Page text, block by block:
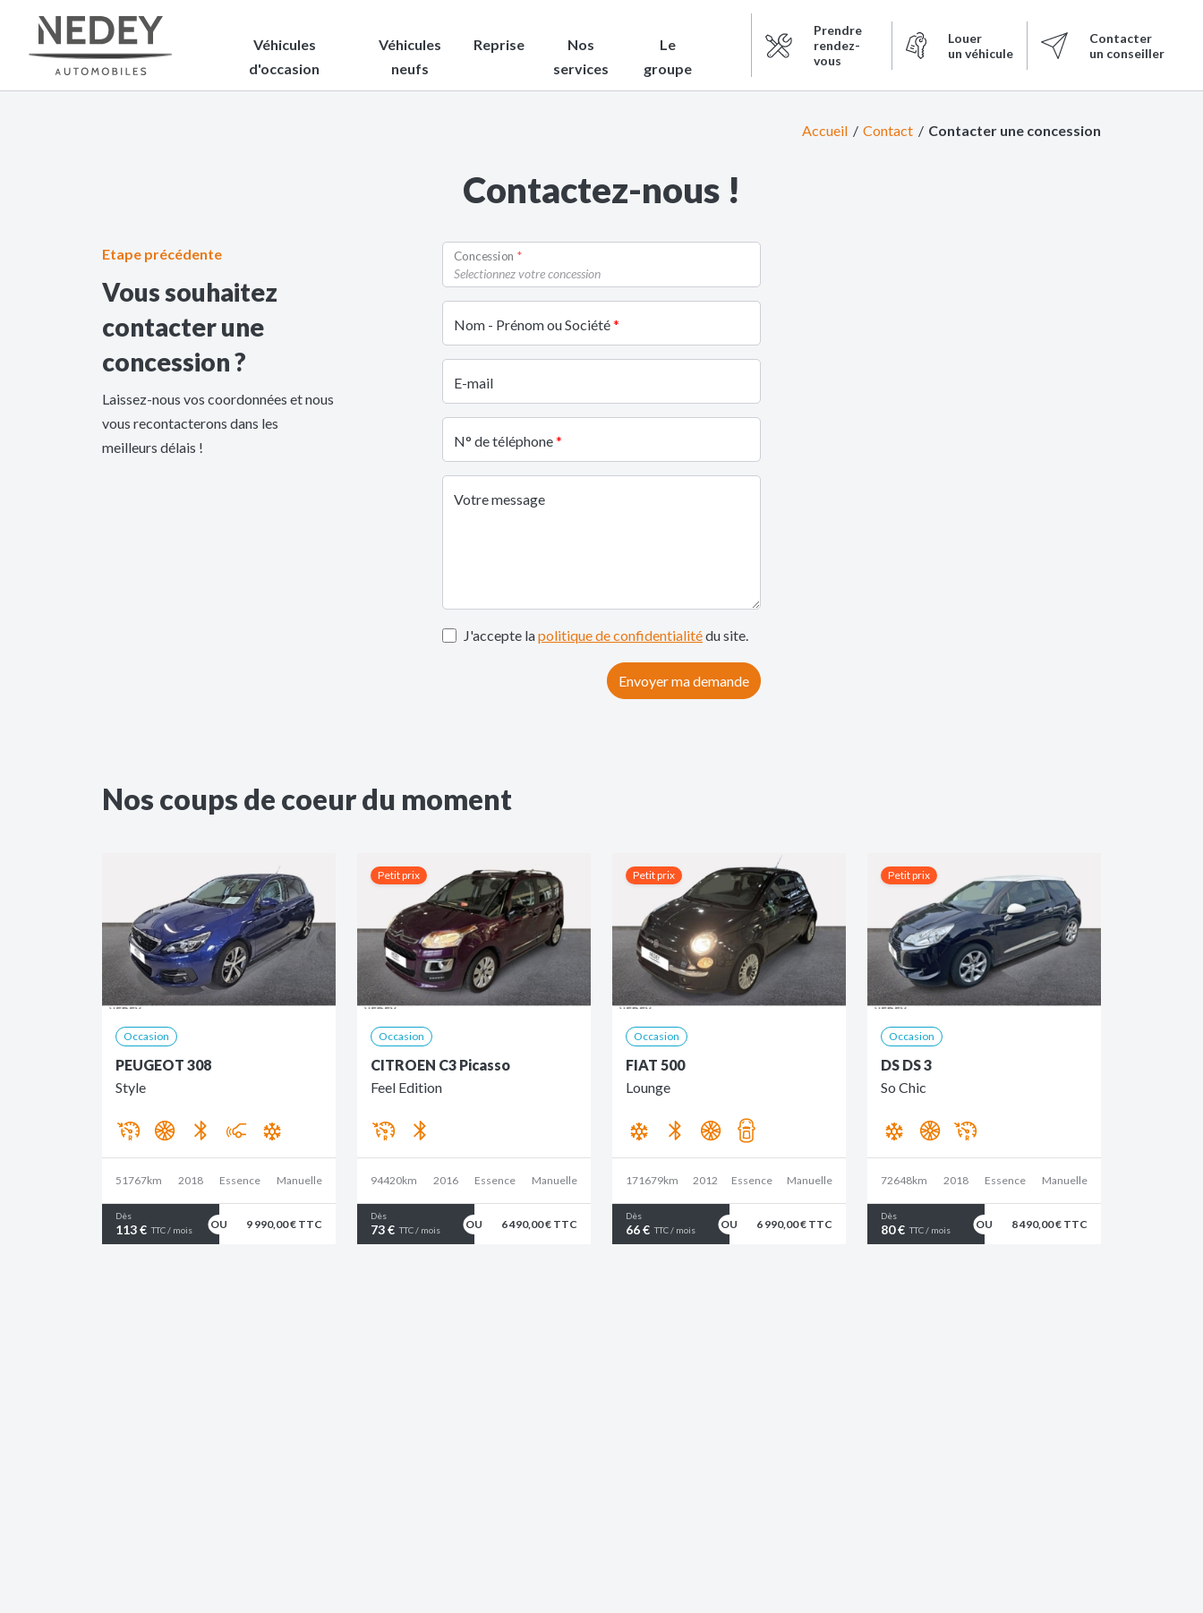
Véhicules
d'occasion
Véhicules
neufs
Reprise
Nos
services
Le
groupe
Prendre
rendez-
vous
Louer
un véhicule
Contacter
un conseiller
Accueil Contact Contacter une concession
Contactez-nous !
Etape précédente
Vous souhaitez
contacter une
concession ?
Laissez-nous vos coordonnées et nous
vous recontacterons dans les
meilleurs délais !
Selectionnez votre concession
Concession
Nom - Prénom ou Société
E-mail
N° de téléphone
Votre message
J'accepte lapolitique de confidentialitédu site.
Envoyer ma demande
Nos coups de coeur du moment
Occasion
PEUGEOT 308
Style
51767km 2018 Essence Manuelle
Dès
113 € TTC / mois 9 990,00 € TTC
Petit prix
Occasion
CITROEN C3 Picasso
Feel Edition
94420km 2016 Essence Manuelle
Dès
73 € TTC / mois 6 490,00 € TTC
Petit prix
Occasion
FIAT 500
Lounge
171679km 2012 Essence Manuelle
Dès
66 € TTC / mois 6 990,00 € TTC
Petit prix
Occasion
DS DS 3
So Chic
72648km 2018 Essence Manuelle
Dès
80 € TTC / mois 8 490,00 € TTC